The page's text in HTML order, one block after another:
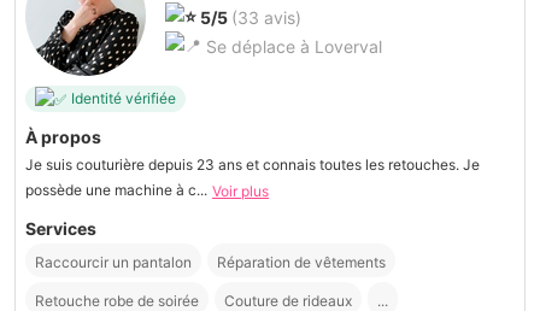
5/5 (33 avis)
Se déplace à Loverval
Identité vérifiée
À propos
Je suis couturière depuis 23 ans et connais toutes les retouches. Je
possède une machine à c... Voir plus
Services
Raccourcir un pantalon Réparation de vêtements
Retouche robe de soirée Couture de rideaux ...